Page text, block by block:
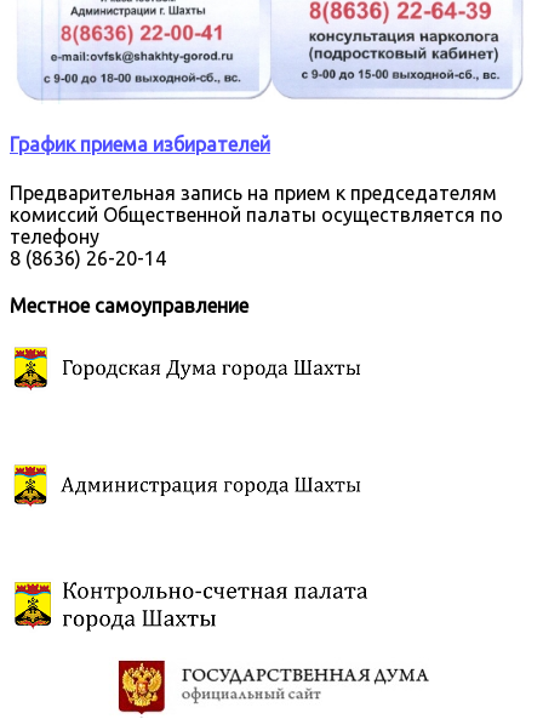
График приема избирателей
Предварительная запись на прием к председателям
комиссий Общественной палаты осуществляется по
телефону
8 (8636) 26-20-14
Местное самоуправление